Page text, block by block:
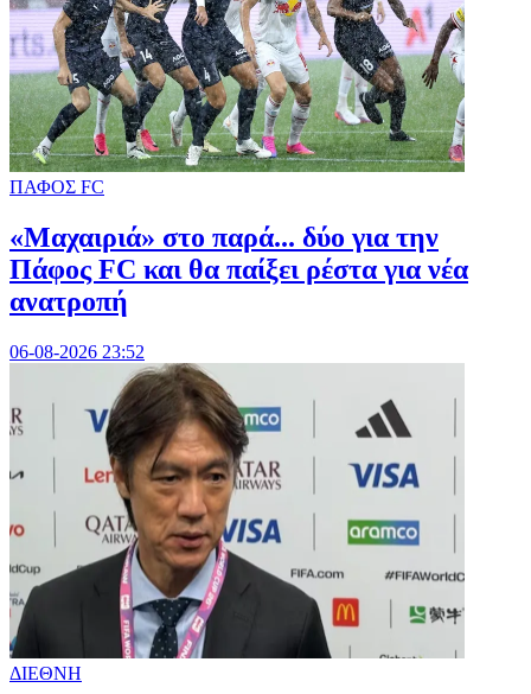
ΠΑΦΟΣ FC
«Μαχαιριά» στο παρά... δύο για την
Πάφος FC και θα παίξει ρέστα για νέα
ανατροπή
06-08-2026 23:52
ΔΙΕΘΝΗ